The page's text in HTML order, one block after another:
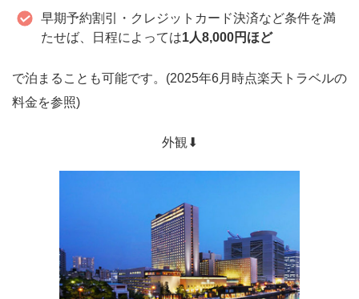
早期予約割引・クレジットカード決済など条件を満
たせば、日程によっては1人8,000円ほど
で泊まることも可能です。(2025年6月時点楽天トラベルの
料金を参照)
外観⬇︎